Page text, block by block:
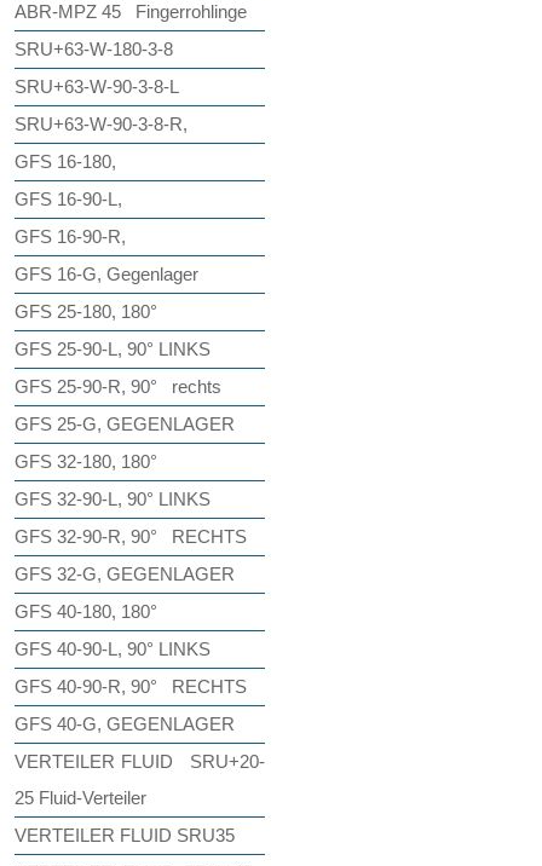
ABR-MPZ 45 Fingerrohlinge
SRU+63-W-180-3-8
SRU+63-W-90-3-8-L
SRU+63-W-90-3-8-R,
GFS 16-180,
GFS 16-90-L,
GFS 16-90-R,
GFS 16-G, Gegenlager
GFS 25-180, 180°
GFS 25-90-L, 90° LINKS
GFS 25-90-R, 90° rechts
GFS 25-G, GEGENLAGER
GFS 32-180, 180°
GFS 32-90-L, 90° LINKS
GFS 32-90-R, 90° RECHTS
GFS 32-G, GEGENLAGER
GFS 40-180, 180°
GFS 40-90-L, 90° LINKS
GFS 40-90-R, 90° RECHTS
GFS 40-G, GEGENLAGER
VERTEILER FLUID SRU+20-
25 Fluid-Verteiler
VERTEILER FLUID SRU35